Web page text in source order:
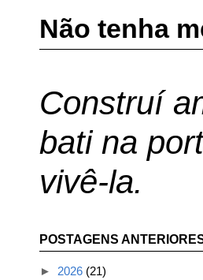
Não tenha
Construí
bati na
vivê-la.
POSTAGENS
► 2026 (21)